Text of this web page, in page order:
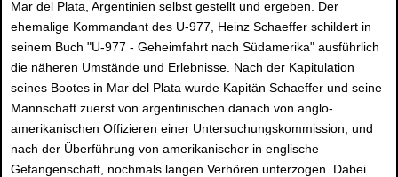
Mar del Plata, Argentinien selbst gestellt und ergeben. Der
ehemalige Kommandant des U-977, Heinz Schaeffer schildert in
seinem Buch "U-977 - Geheimfahrt nach Südamerika" ausführlich
die näheren Umstände und Erlebnisse. Nach der Kapitulation
seines Bootes in Mar del Plata wurde Kapitän Schaeffer und seine
Mannschaft zuerst von argentinischen danach von anglo-
amerikanischen Offizieren einer Untersuchungskommission, und
nach der Überführung von amerikanischer in englische
Gefangenschaft, nochmals langen Verhören unterzogen. Dabei